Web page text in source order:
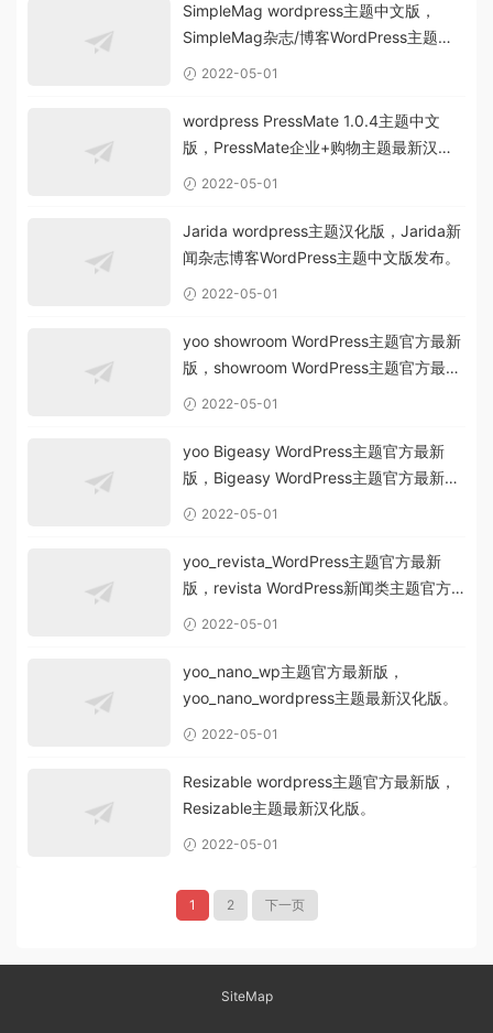
SimpleMag wordpress主题中文版，
SimpleMag杂志/博客WordPress主题汉
化版。
2022-05-01
wordpress PressMate 1.0.4主题中文
版，PressMate企业+购物主题最新汉化
版。
2022-05-01
Jarida wordpress主题汉化版，Jarida新
闻杂志博客WordPress主题中文版发布。
2022-05-01
yoo showroom WordPress主题官方最新
版，showroom WordPress主题官方最新
汉化版。
2022-05-01
yoo Bigeasy WordPress主题官方最新
版，Bigeasy WordPress主题官方最新汉
化版。
2022-05-01
yoo_revista_WordPress主题官方最新
版，revista WordPress新闻类主题官方
最新汉化版。
2022-05-01
yoo_nano_wp主题官方最新版，
yoo_nano_wordpress主题最新汉化版。
2022-05-01
Resizable wordpress主题官方最新版，
Resizable主题最新汉化版。
2022-05-01
1 2 下一页
SiteMap